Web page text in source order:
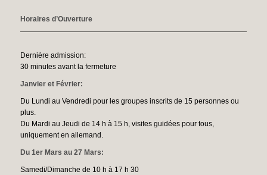
Horaires d’Ouverture
Dernière admission:
30 minutes avant la fermeture
Janvier et Février:
Du Lundi au Vendredi pour les groupes inscrits de 15 personnes ou
plus.
Du Mardi au Jeudi de 14 h à 15 h, visites guidées pour tous,
uniquement en allemand.
Du 1er Mars au 27 Mars:
Samedi/Dimanche de 10 h à 17 h 30